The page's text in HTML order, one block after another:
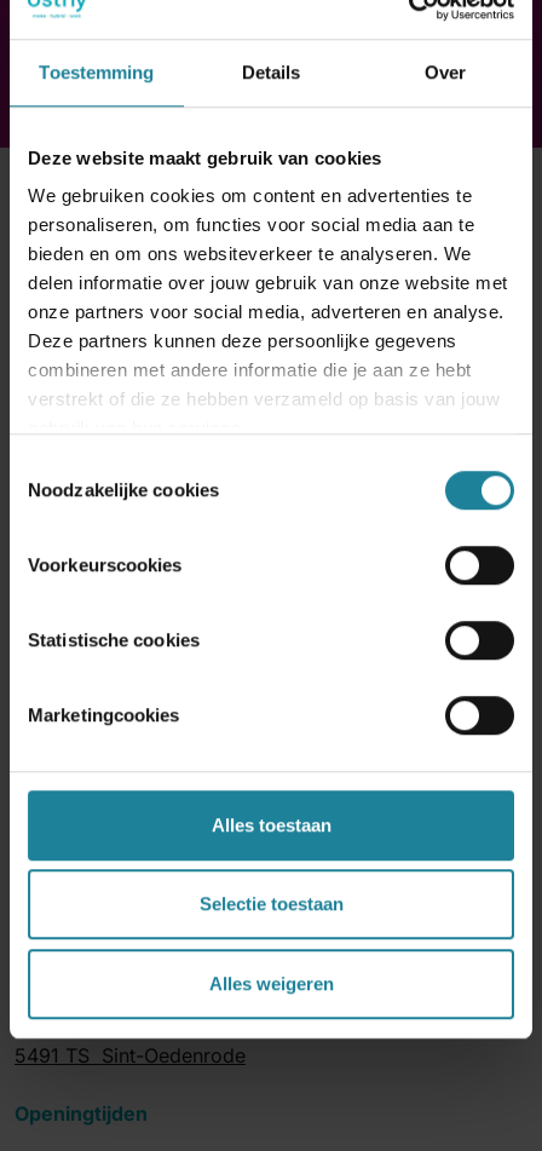
Toestemming Details Over
Deze website maakt gebruik van cookies
We gebruiken cookies om content en advertenties te
personaliseren, om functies voor social media aan te
bieden en om ons websiteverkeer te analyseren. We
delen informatie over jouw gebruik van onze website met
onze partners voor social media, adverteren en analyse.
Deze partners kunnen deze persoonlijke gegevens
combineren met andere informatie die je aan ze hebt
verstrekt of die ze hebben verzameld op basis van jouw
Noodzakelijke cookies
Voorkeurscookies
Statistische cookies
Marketingcookies
Alles toestaan
Selectie toestaan
Alles weigeren
Sint-Oedenrode
Sluitappel 49-51
5491 TS Sint-Oedenrode
Openingtijden